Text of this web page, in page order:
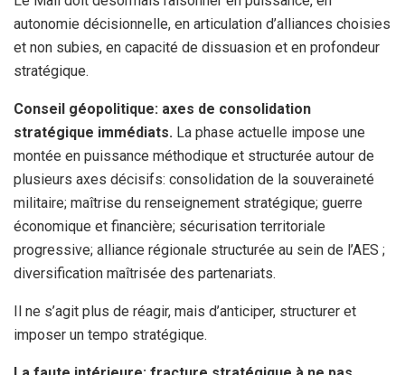
autonomie décisionnelle, en articulation d’alliances choisies
et non subies, en capacité de dissuasion et en profondeur
stratégique.
Conseil géopolitique: axes de consolidation
stratégique immédiats. La phase actuelle impose une
montée en puissance méthodique et structurée autour de
plusieurs axes décisifs: consolidation de la souveraineté
militaire; maîtrise du renseignement stratégique; guerre
économique et financière; sécurisation territoriale
progressive; alliance régionale structurée au sein de l’AES ;
diversification maîtrisée des partenariats.
Il ne s’agit plus de réagir, mais d’anticiper, structurer et
imposer un tempo stratégique.